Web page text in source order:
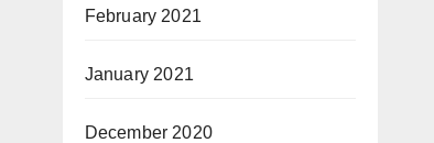
February 2021
January 2021
December 2020